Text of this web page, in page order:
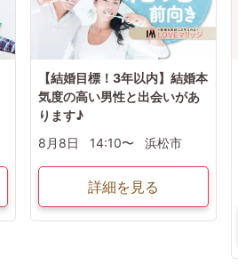
【結婚目標！3年以内】結婚本
気度の高い男性と出会いがあ
ります♪
8月8日
14:10〜 浜松市
詳細を見る